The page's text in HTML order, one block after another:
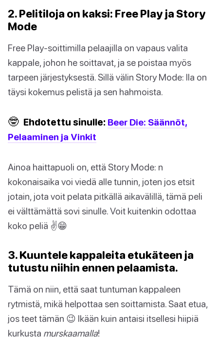
2. Pelitiloja on kaksi: Free Play ja Story
Mode
Free Play-soittimilla pelaajilla on vapaus valita
kappale, johon he soittavat, ja se poistaa myös
tarpeen järjestyksestä. Sillä välin Story Mode: lla on
täysi kokemus pelistä ja sen hahmoista.
🤓 Ehdotettu sinulle: Beer Die: Säännöt,
Pelaaminen ja Vinkit
Ainoa haittapuoli on, että Story Mode: n
kokonaisaika voi viedä alle tunnin, joten jos etsit
jotain, jota voit pelata pitkällä aikavälillä, tämä peli
ei välttämättä sovi sinulle. Voit kuitenkin odottaa
koko peliä ✌😁
3. Kuuntele kappaleita etukäteen ja
tutustu niihin ennen pelaamista.
Tämä on niin, että saat tuntuman kappaleen
rytmistä, mikä helpottaa sen soittamista. Saat etua,
jos teet tämän 😉 Ikään kuin antaisi itsellesi hiipiä
kurkusta murskaamalla!